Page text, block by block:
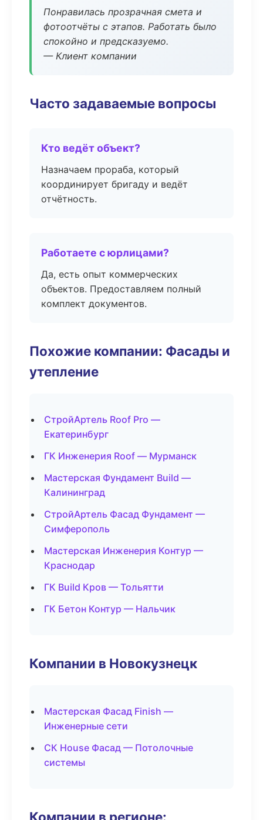
Понравилась прозрачная смета и
фотоотчёты с этапов. Работать было
спокойно и предсказуемо.
— Клиент компании
Часто задаваемые вопросы
Кто ведёт объект?
Назначаем прораба, который
координирует бригаду и ведёт
отчётность.
Работаете с юрлицами?
Да, есть опыт коммерческих
объектов. Предоставляем полный
комплект документов.
Похожие компании: Фасады и
утепление
СтройАртель Roof Pro —
Екатеринбург
ГК Инженерия Roof — Мурманск
Мастерская Фундамент Build —
Калининград
СтройАртель Фасад Фундамент —
Симферополь
Мастерская Инженерия Контур —
Краснодар
ГК Build Кров — Тольятти
ГК Бетон Контур — Нальчик
Компании в Новокузнецк
Мастерская Фасад Finish —
Инженерные сети
СК House Фасад — Потолочные
системы
Компании в регионе: